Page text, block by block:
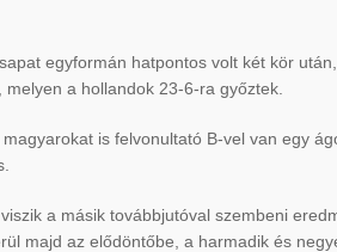
egyformán hatpontos volt két kör
a hollandok 23-6-ra győztek.
is felvonultató B-vel van egy
a másik továbbjutóval szembeni
majd az elődöntőbe, a harmadik és